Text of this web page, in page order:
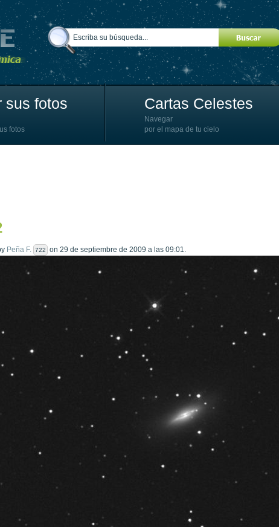
sus fotos
fotos
Cartas Celestes
Navegar
por el mapa de tu cielo
Peña F. 722 on 29 de septiembre de 2009 a las 09:01.